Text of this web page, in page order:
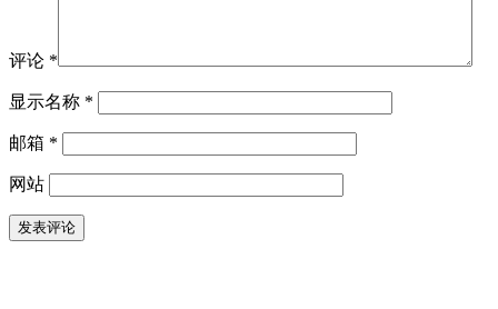
评论 *
显示名称 *
邮箱 *
网站